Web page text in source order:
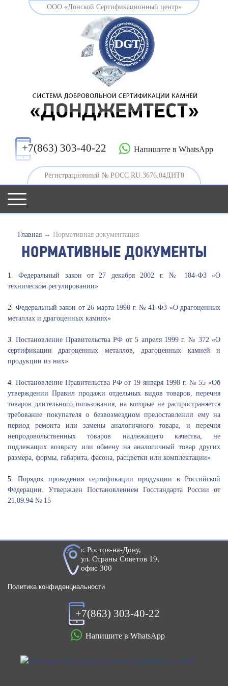
ООО «Донской Сертификационный центр»
+7(863) 303-40-22 Напишите в WhatsApp
Регистрационный № РОСС RU.3676.04ДНТ0
Главная → Нормативная документация
НОРМАТИВНЫЕ ДОКУМЕНТЫ
1.Федеральный закон от 27 декабря 2002 г. № 184-ФЗ «О
техническом регулировании»
2. Федеральный закон от 26 марта 1998 г. № 41-ФЗ «О драгоценных
металлах и драгоценных камнях»
3.Постановление Правительства РФ от 5 апреля 1999 г. № 372 «О
сертификации драгоценных металлов, драгоценных камней и
продукции из них»
4. Постановление Правительства РФ от 19 января 1998 г. № 55 «Об
утверждении Правил продажи отдельных видов товаров, перечня
товаров длительного пользования, на которые не распространяется
требование покупателя о безвозмездном предоставлении ему на
период ремонта или замены аналогичного товара, и перечня
непродовольственных товаров надлежащего качества, не
подлежащих возврату или обмену на аналогичный товар других
размера, формы, габарита, фасона, расцветки или комплектации»
5.Порядок проведения сертификации продукции в Российской
Федерации. Утвержден Постановлением Госстандарта России от
21.09.94 № 15
г. Ростов-на-Дону,
ул. Страны Советов 19,
офис 300
Политика конфиденциальности
+7(863) 303-40-22
Напишите в WhatsApp